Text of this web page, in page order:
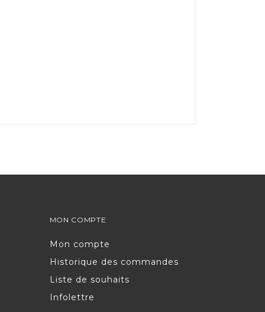
MON COMPTE
Mon compte
Historique des commandes
Liste de souhaits
Infolettre